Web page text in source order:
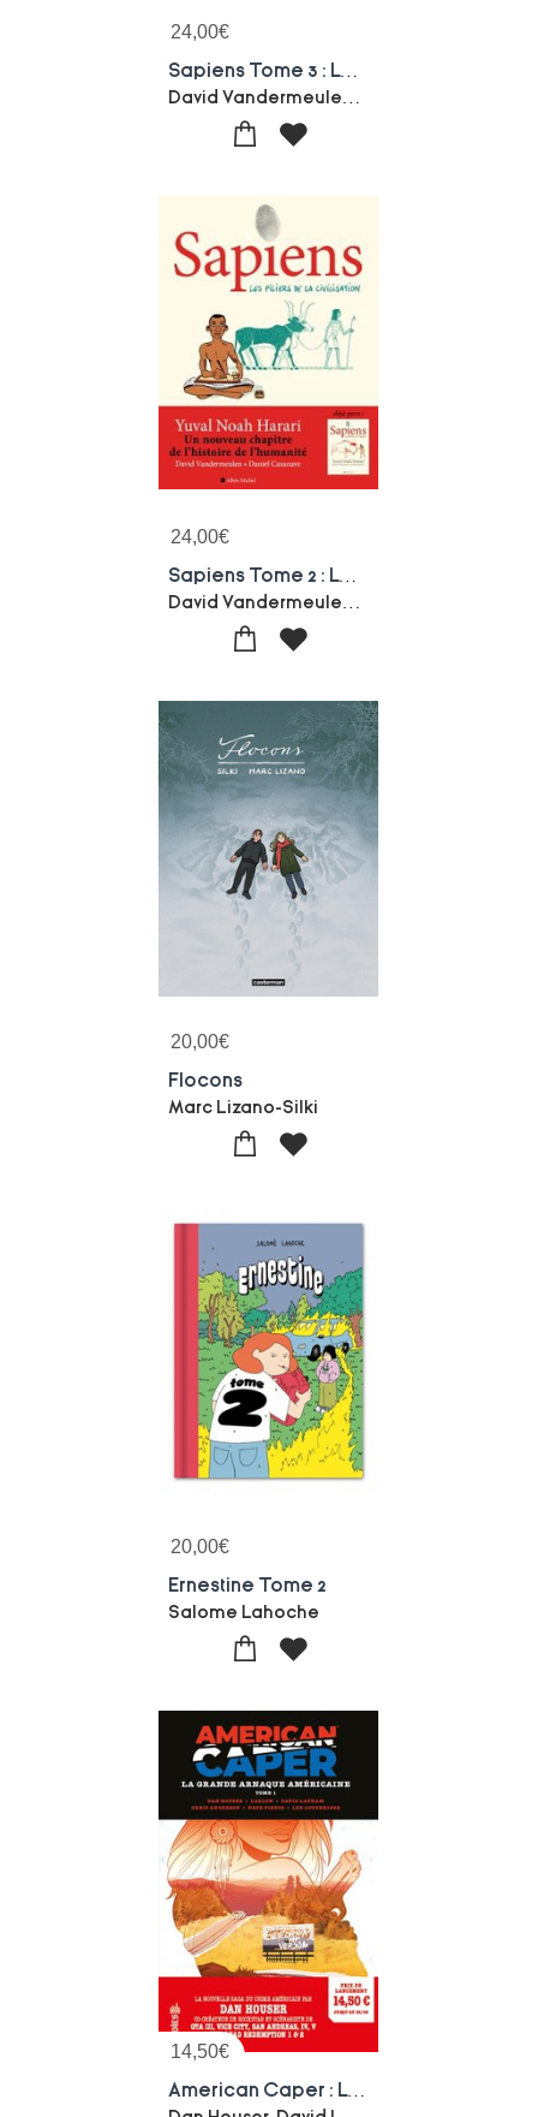
24,00€
Sapiens Tome 3 : Les Maitres De L'histoire
24,00€
Sapiens Tome 2 : Les Piliers De La Civilisation
20,00€
Flocons
Marc Lizano-Silki
20,00€
Ernestine Tome 2
Salome Lahoche
14,50€
American Caper : La Grande Arnaque Americaine Tome 1